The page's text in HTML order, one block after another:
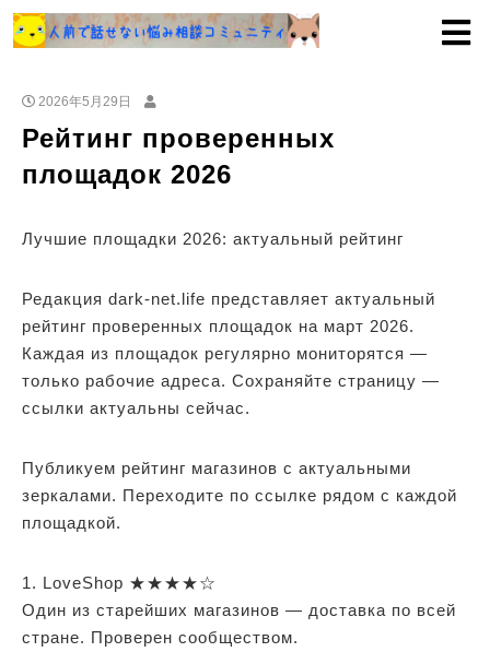
2026年5月29日
Рейтинг проверенных
площадок 2026
Лучшие площадки 2026: актуальный рейтинг
Редакция dark-net.life представляет актуальный
рейтинг проверенных площадок на март 2026.
Каждая из площадок регулярно мониторятся —
только рабочие адреса. Сохраняйте страницу —
ссылки актуальны сейчас.
Публикуем рейтинг магазинов с актуальными
зеркалами. Переходите по ссылке рядом с каждой
площадкой.
1. LoveShop ★★★★☆
Один из старейших магазинов — доставка по всей
стране. Проверен сообществом.